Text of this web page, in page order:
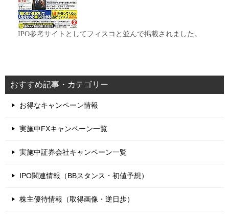
IPO参考サイトとしてフィスコと並んで掲載されました。
おすすめ記事・カテゴリー
お得なキャンペーン情報
実施中FXキャンペーン一覧
実施中証券会社キャンペーン一覧
IPO関連情報（BBスタンス・初値予想）
株主優待情報（取得画像・逆日歩）